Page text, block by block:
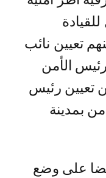
تعيين نائب
الأمن
تعيين رئيس
بمدينة
على وضع